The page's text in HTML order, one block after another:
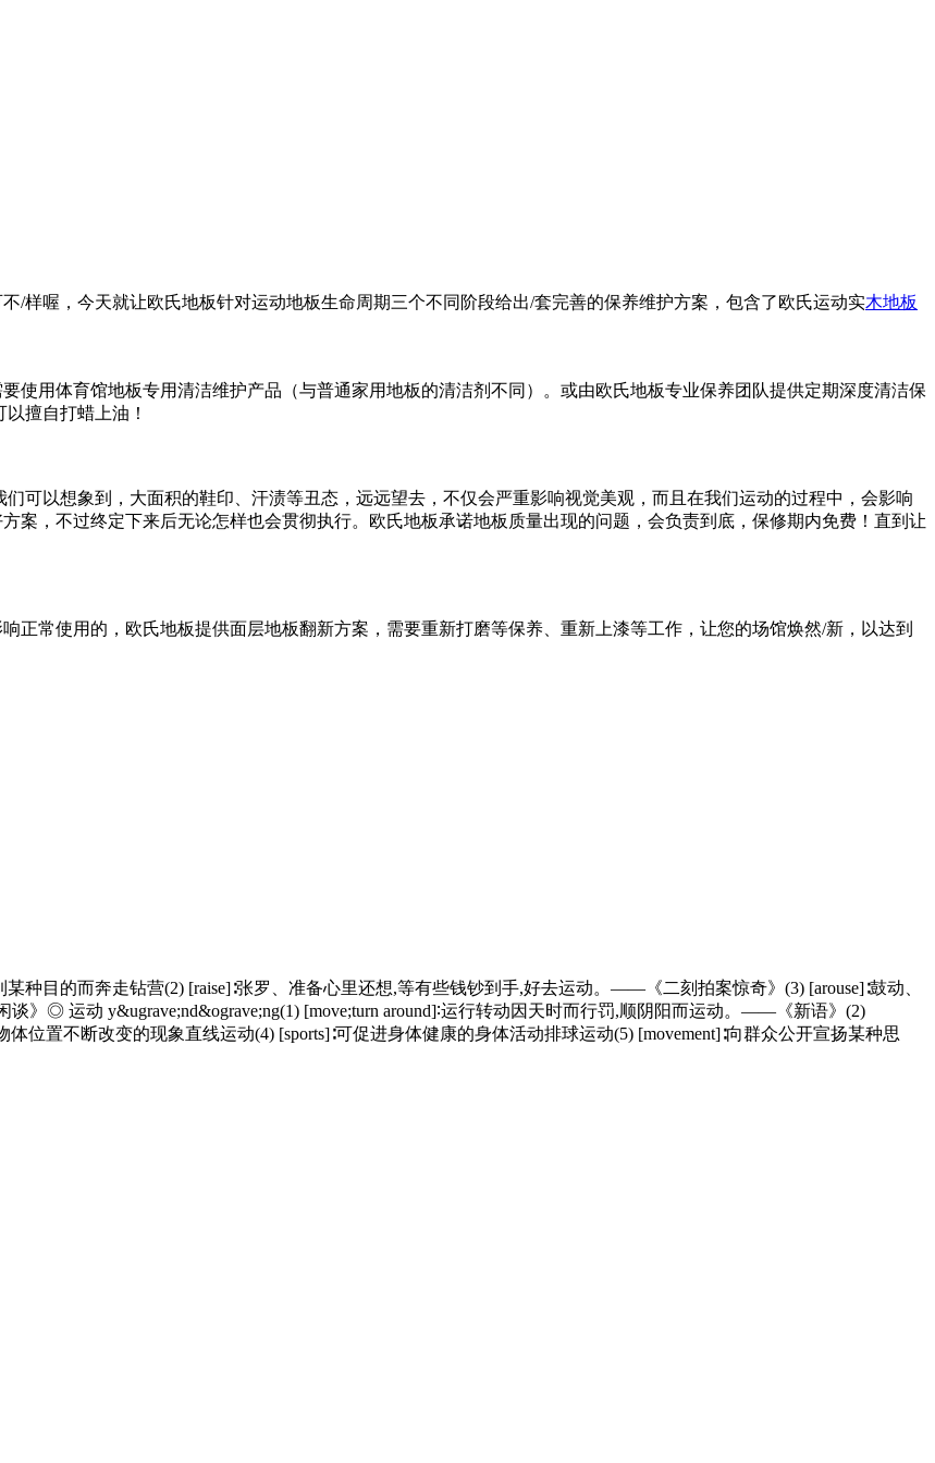
/样喔，今天就让欧氏地板针对运动地板生命周期三个不同阶段给出/套完善的保养维护方案，包含了欧氏运动实木地板
使用体育馆地板专用清洁维护产品（与普通家用地板的清洁剂不同）。或由欧氏地板专业保养团队提供定期深度清洁保
擅自打蜡上油！
可以想象到，大面积的鞋印、汗渍等丑态，远远望去，不仅会严重影响视觉美观，而且在我们运动的过程中，会影响
案，不过终定下来后无论怎样也会贯彻执行。欧氏地板承诺地板质量出现的问题，会负责到底，保修期内免费！直到让
正常使用的，欧氏地板提供面层地板翻新方案，需要重新打磨等保养、重新上漆等工作，让您的场馆焕然/新，以达到
某种目的而奔走钻营(2) [raise]∶张罗、准备心里还想,等有些钱钞到手,好去运动。——《二刻拍案惊奇》(3) [arouse]∶鼓动、
◎ 运动 y&ugrave;nd&ograve;ng(1) [move;turn around]∶运行转动因天时而行罚,顺阴阳而运动。——《新语》(2)
位置不断改变的现象直线运动(4) [sports]∶可促进身体健康的身体活动排球运动(5) [movement]∶向群众公开宣扬某种思